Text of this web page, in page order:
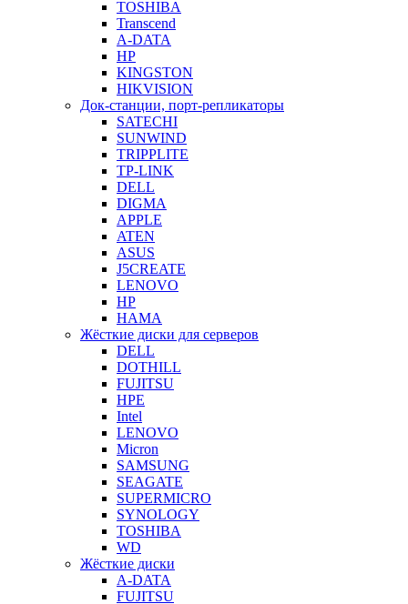
TOSHIBA
Transcend
A-DATA
HP
KINGSTON
HIKVISION
Док-станции, порт-репликаторы
SATECHI
SUNWIND
TRIPPLITE
TP-LINK
DELL
DIGMA
APPLE
ATEN
ASUS
J5CREATE
LENOVO
HP
HAMA
Жёсткие диски для серверов
DELL
DOTHILL
FUJITSU
HPE
Intel
LENOVO
Micron
SAMSUNG
SEAGATE
SUPERMICRO
SYNOLOGY
TOSHIBA
WD
Жёсткие диски
A-DATA
FUJITSU